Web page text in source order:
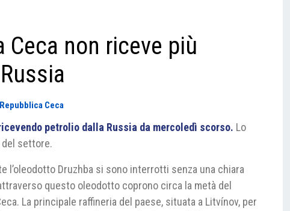
Ceca non riceve più
Repubblica Ceca
petrolio dalla Russia da mercoledì scorso. Lo
del settore.
l’oleodotto Druzhba si sono interrotti senza una chiara
questo oleodotto coprono circa la metà del
La principale raffineria del paese, situata a Litvínov, per